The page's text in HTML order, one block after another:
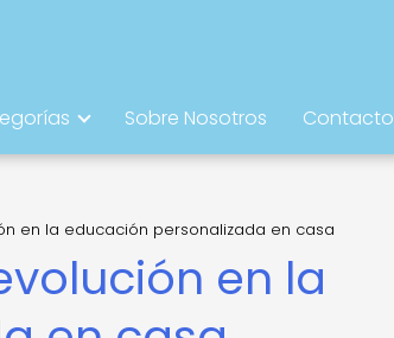
Sobre Nosotros Contacto
en la educación personalizada en casa
en la